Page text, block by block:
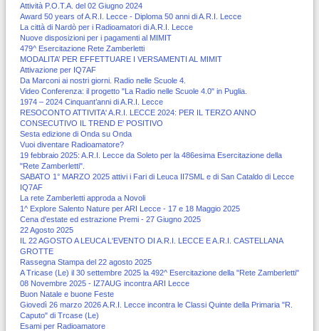
Attività P.O.T.A. del 02 Giugno 2024
Award 50 years of A.R.I. Lecce - Diploma 50 anni di A.R.I. Lecce
La città di Nardò per i Radioamatori di A.R.I. Lecce
Nuove disposizioni per i pagamenti al MIMIT
479^ Esercitazione Rete Zamberletti
MODALITA’ PER EFFETTUARE I VERSAMENTI AL MIMIT
Attivazione per IQ7AF
Da Marconi ai nostri giorni. Radio nelle Scuole 4.
Video Conferenza: il progetto "La Radio nelle Scuole 4.0" in Puglia.
1974 – 2024 Cinquant’anni di A.R.I. Lecce
RESOCONTO ATTIVITA' A.R.I. LECCE 2024: PER IL TERZO ANNO
CONSECUTIVO IL TREND E' POSITIVO
Sesta edizione di Onda su Onda
Vuoi diventare Radioamatore?
19 febbraio 2025: A.R.I. Lecce da Soleto per la 486esima Esercitazione della
"Rete Zamberletti".
SABATO 1° MARZO 2025 attivi i Fari di Leuca II7SML e di San Cataldo di Lecce
IQ7AF
La rete Zamberletti approda a Novoli
1^ Explore Salento Nature per ARI Lecce - 17 e 18 Maggio 2025
Cena d'estate ed estrazione Premi - 27 Giugno 2025
22 Agosto 2025
IL 22 AGOSTO A LEUCA L'EVENTO DI A.R.I. LECCE E A.R.I. CASTELLANA
GROTTE
Rassegna Stampa del 22 agosto 2025
A Tricase (Le) il 30 settembre 2025 la 492^ Esercitazione della "Rete Zamberletti"
08 Novembre 2025 - IZ7AUG incontra ARI Lecce
Buon Natale e buone Feste
Giovedì 26 marzo 2026 A.R.I. Lecce incontra le Classi Quinte della Primaria "R.
Caputo" di Trcase (Le)
Esami per Radioamatore